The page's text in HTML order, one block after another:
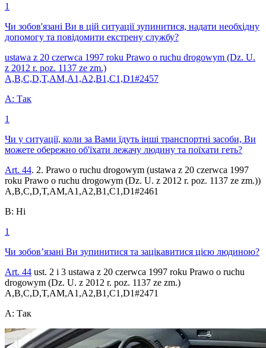
1
Чи зобов'язані Ви в цій ситуації зупинитися, надати необхідну
допомогу та повідомити екстрену службу?
ustawa z 20 czerwca 1997 roku Prawo o ruchu drogowym (Dz. U.
z 2012 r. poz. 1137 ze zm.)
A,B,C,D,T,AM,A1,A2,B1,C1,D1#2457
A: Так
1
Чи у ситуації, коли за Вами їдуть інші транспортні засоби, Ви
можете обережно об'їхати лежачу людину та поїхати геть?
Art. 44. 2. Prawo o ruchu drogowym (ustawa z 20 czerwca 1997
roku Prawo o ruchu drogowym (Dz. U. z 2012 r. poz. 1137 ze zm.))
A,B,C,D,T,AM,A1,A2,B1,C1,D1#2461
B: Ні
1
Чи зобов’язані Ви зупинитися та зацікавитися цією людиною?
Art. 44 ust. 2 i 3 ustawa z 20 czerwca 1997 roku Prawo o ruchu
drogowym (Dz. U. z 2012 r. poz. 1137 ze zm.)
A,B,C,D,T,AM,A1,A2,B1,C1,D1#2471
A: Так